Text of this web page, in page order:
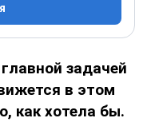
задачей
в этом
как хотела бы.